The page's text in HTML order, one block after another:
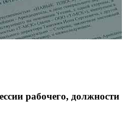
рабочего, должности